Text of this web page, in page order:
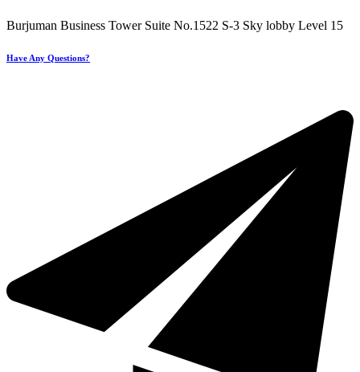
Burjuman Business Tower Suite No.1522 S-3 Sky lobby Level 15
Have Any Questions?